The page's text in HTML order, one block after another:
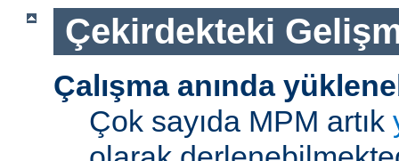
Çekirdekteki
Çalışma anında
Çok sayıda MPM artık